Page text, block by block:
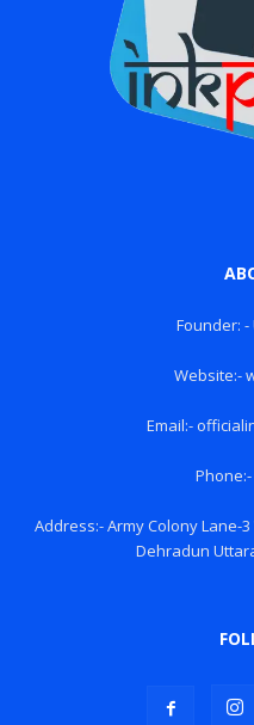
Founder:
Website:-
Email:-
Phone:-
Address:- Army Colony Lane-
Dehradun